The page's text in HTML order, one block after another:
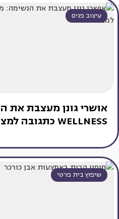
עיצוב פנים
אושרי גונן מעצבת את
WELLNESS כתגובה למציאות
שיפוץ בית פרטי